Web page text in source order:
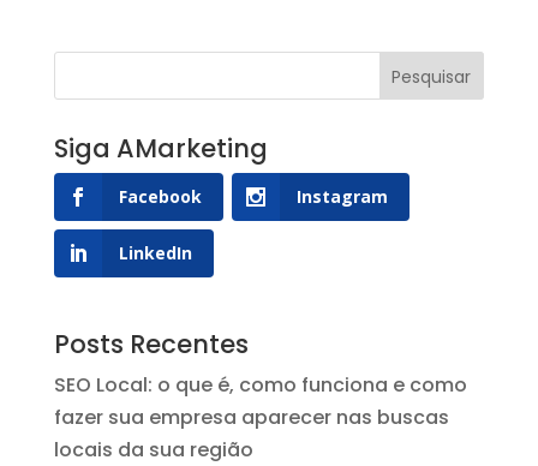
Siga AMarketing
Facebook Instagram
LinkedIn
Posts Recentes
SEO Local: o que é, como funciona e como
fazer sua empresa aparecer nas buscas
locais da sua região